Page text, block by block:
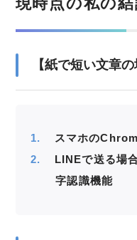
【紙で短い文章の
スマホの
LINEで送る場
字認識機能